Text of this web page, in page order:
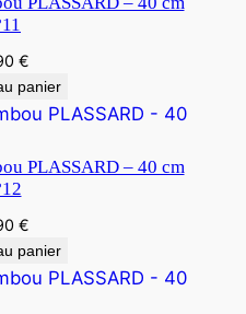
€
panier
PLASSARD – 40 cm
€
panier